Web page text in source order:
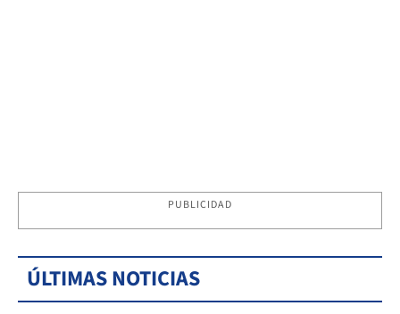
PUBLICIDAD
ÚLTIMAS NOTICIAS